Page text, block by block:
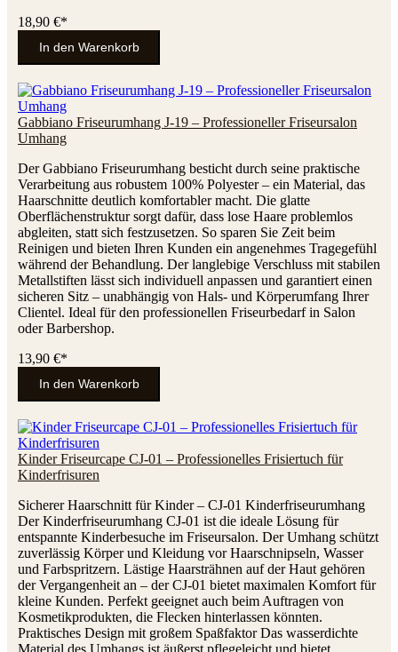
18,90 €*
In den Warenkorb
Gabbiano Friseurumhang J-19 – Professioneller Friseursalon
Umhang
Der Gabbiano Friseurumhang besticht durch seine praktische
Verarbeitung aus robustem 100% Polyester – ein Material, das
Haarschnitte deutlich komfortabler macht. Die glatte
Oberflächenstruktur sorgt dafür, dass lose Haare problemlos
abgleiten, statt sich festzusetzen. So sparen Sie Zeit beim
Reinigen und bieten Ihren Kunden ein angenehmes Tragegefühl
während der Behandlung. Der langlebige Verschluss mit stabilen
Metallstiften lässt sich individuell anpassen und garantiert einen
sicheren Sitz – unabhängig von Hals- und Körperumfang Ihrer
Clientel. Ideal für den professionellen Friseurbedarf in Salon
oder Barbershop.
13,90 €*
In den Warenkorb
Kinder Friseurcape CJ-01 – Professionelles Frisiertuch für
Kinderfrisuren
Sicherer Haarschnitt für Kinder – CJ-01 Kinderfriseurumhang
Der Kinderfriseurumhang CJ-01 ist die ideale Lösung für
entspannte Kinderbesuche im Friseursalon. Der Umhang schützt
zuverlässig Körper und Kleidung vor Haarschnipseln, Wasser
und Farbspritzern. Lästige Haarsträhnen auf der Haut gehören
der Vergangenheit an – der CJ-01 bietet maximalen Komfort für
kleine Kunden. Perfekt geeignet auch beim Auftragen von
Kosmetikprodukten, die Flecken hinterlassen könnten.
Praktisches Design mit großem Spaßfaktor Das wasserdichte
Material des Umhangs ist äußerst pflegeleicht und bietet